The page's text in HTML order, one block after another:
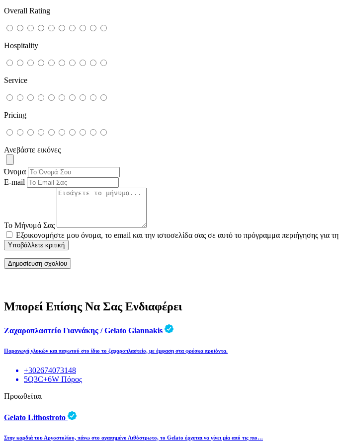
Overall Rating
Hospitality
Service
Pricing
Ανεβάστε εικόνες
Όνομα
E-mail
Το Μήνυμά Σας
Εξοικονομήστε μου όνομα, το email και την ιστοσελίδα σας σε αυτό το πρόγραμμα περιήγησης για
Υποβάλλετε κριτική
Μπορεί Επίσης Να Σας Ενδιαφέρει
Ζαχαροπλαστείο Γιαννάκης / Gelato Giannakis
Παραγωγή γλυκών και παγωτού στο ίδιο το ζαχαροπλαστείο, με έμφαση στα φρέσκα προϊόντα.
+302674073148
5Q3C+6W Πόρος
Προωθείται
Gelato Lithostroto
Στην καρδιά του Αργοστολίου, πάνω στο αγαπημένο Λιθόστρωτο, το Gelato έρχεται να γίνει μία από τις πιο…